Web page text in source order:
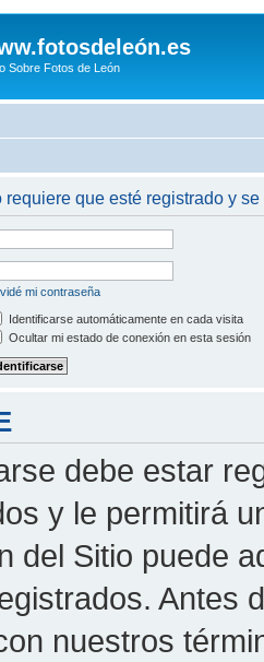
Sobre Fotos de León
que esté registrado y
mi contraseña
Identificarse automáticamente en cada visita
Ocultar mi estado de conexión en esta sesión
debe estar
y le permitirá
del Sitio puede
Antes
nuestros